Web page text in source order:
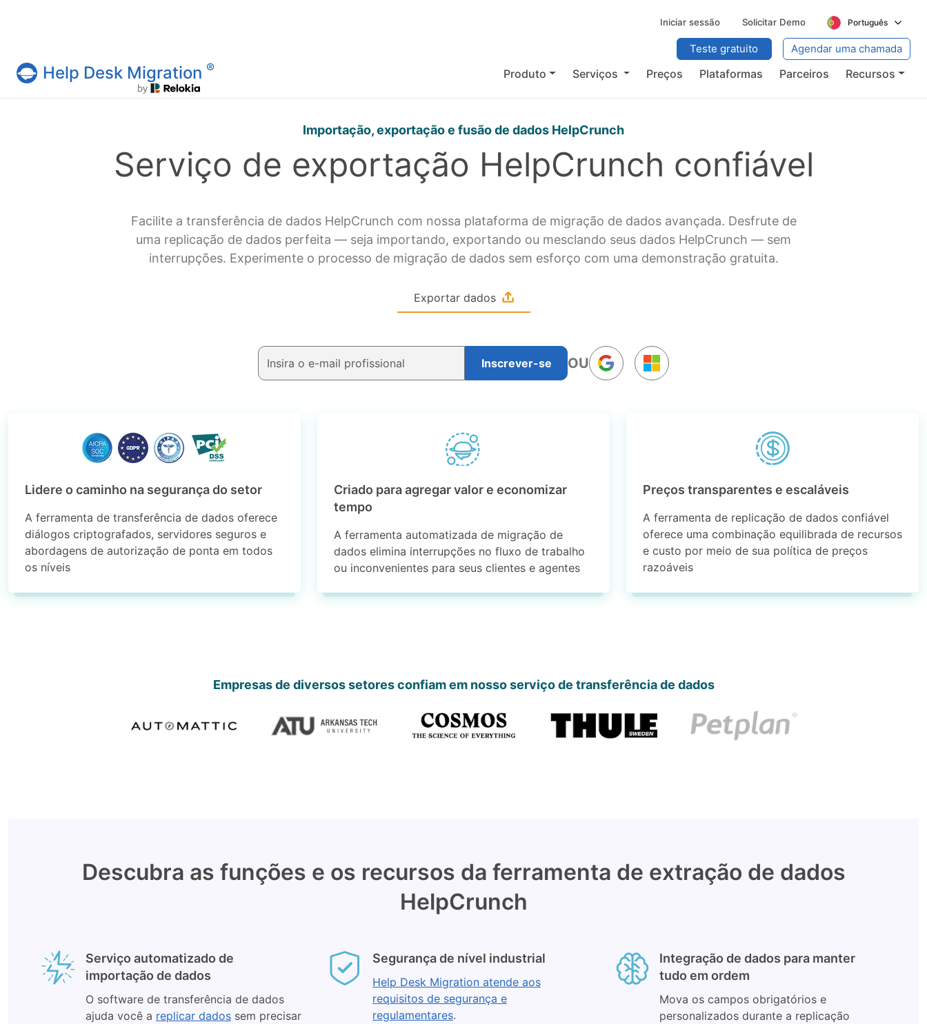
Iniciar sessão Solicitar Demo Português
Serviço Help Desk Migration
Help Desk Migration ® Produto Serviços Preços Plataformas Parceiros Recursos
Teste gratuito Agendar uma chamada
Importação, exportação e fusão de dados HelpCrunch
Serviço de exportação HelpCrunch confiável
Facilite a transferência de dados HelpCrunch com nossa plataforma de migração de dados avançada. Desfrute de
uma replicação de dados perfeita — seja importando, exportando ou mesclando seus dados HelpCrunch — sem
interrupções. Experimente o processo de migração de dados sem esforço com uma demonstração gratuita.
Exportar dados
Inscrever-se OU
Lidere o caminho na segurança do setor
A ferramenta de transferência de dados oferece
diálogos criptografados, servidores seguros e
abordagens de autorização de ponta em todos
os níveis
Criado para agregar valor e economizar
tempo
A ferramenta automatizada de migração de
dados elimina interrupções no fluxo de trabalho
ou inconvenientes para seus clientes e agentes
Preços transparentes e escaláveis
A ferramenta de replicação de dados confiável
oferece uma combinação equilibrada de recursos
e custo por meio de sua política de preços
razoáveis
Empresas de diversos setores confiam em nosso serviço de transferência de dados
Descubra as funções e os recursos da ferramenta de extração de dados
HelpCrunch
Serviço automatizado de
importação de dados
O software de transferência de dados
ajuda você a replicar dados sem precisar
Segurança de nível industrial
Help Desk Migration atende aos
requisitos de segurança e
regulamentares.
Integração de dados para manter
tudo em ordem
Mova os campos obrigatórios e
personalizados durante a replicação